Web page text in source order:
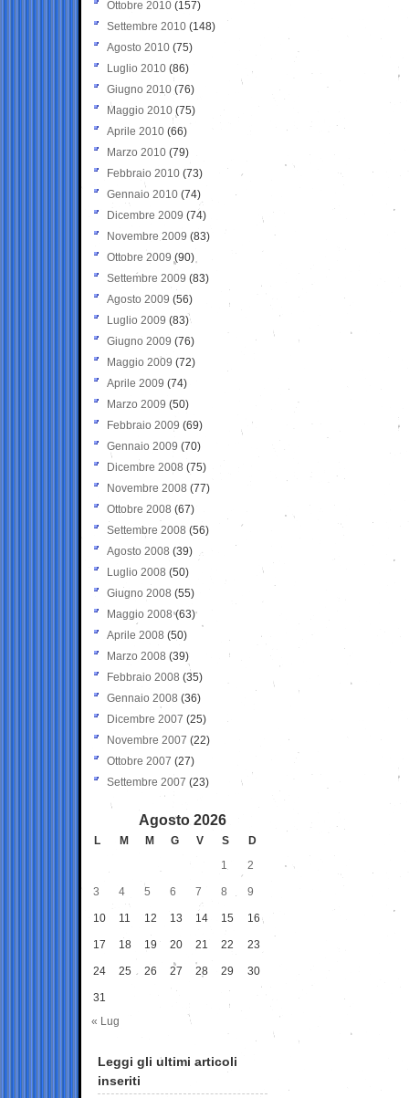
Ottobre 2010 (157)
Settembre 2010 (148)
Agosto 2010 (75)
Luglio 2010 (86)
Giugno 2010 (76)
Maggio 2010 (75)
Aprile 2010 (66)
Marzo 2010 (79)
Febbraio 2010 (73)
Gennaio 2010 (74)
Dicembre 2009 (74)
Novembre 2009 (83)
Ottobre 2009 (90)
Settembre 2009 (83)
Agosto 2009 (56)
Luglio 2009 (83)
Giugno 2009 (76)
Maggio 2009 (72)
Aprile 2009 (74)
Marzo 2009 (50)
Febbraio 2009 (69)
Gennaio 2009 (70)
Dicembre 2008 (75)
Novembre 2008 (77)
Ottobre 2008 (67)
Settembre 2008 (56)
Agosto 2008 (39)
Luglio 2008 (50)
Giugno 2008 (55)
Maggio 2008(63)
Aprile 2008 (50)
Marzo 2008 (39)
Febbraio 2008 (35)
Gennaio 2008 (36)
Dicembre 2007 (25)
Novembre 2007 (22)
Ottobre 2007 (27)
Settembre 2007 (23)
Agosto 2026
L M M G V S
D
1
2
3 4 5 6 7 8 9
10 11 12 13 14 15 16
17 18 19 20 21 22 23
24 25 26 27 28 29 30
31
« Lug
Leggi gli ultimi articoli
inseriti